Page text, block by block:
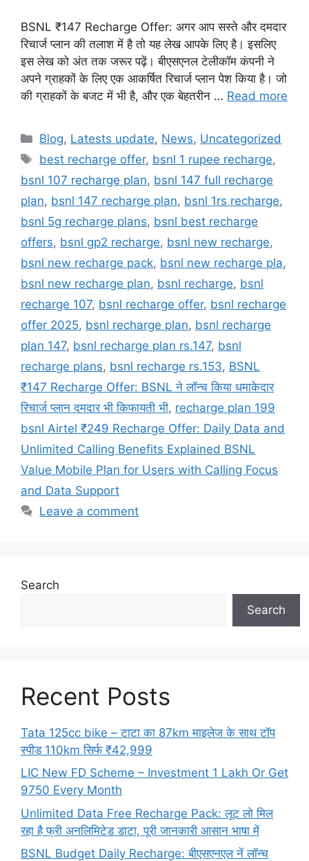
BSNL ₹147 Recharge Offer: अगर आप सस्ते और दमदार
रिचार्ज प्लान की तलाश में है तो यह लेख आपके लिए है। इसलिए
इस लेख को अंत तक जरूर पढ़ें। बीएसएनल टेलीकॉम कंपनी ने
अपने ग्राहकों के लिए एक आकर्षित रिचार्ज प्लान पेश किया है। जो
की ग्राहकों के बजट में भी है, और एक बेहतरीन … Read more
Categories
Blog, Latests update, News, Uncategorized
Tags
best recharge offer, bsnl 1 rupee recharge,
bsnl 107 recharge plan, bsnl 147 full recharge
plan, bsnl 147 recharge plan, bsnl 1rs recharge,
bsnl 5g recharge plans, bsnl best recharge
offers, bsnl gp2 recharge, bsnl new recharge,
bsnl new recharge pack, bsnl new recharge pla,
bsnl new recharge plan, bsnl recharge, bsnl
recharge 107, bsnl recharge offer, bsnl recharge
offer 2025, bsnl recharge plan, bsnl recharge
plan 147, bsnl recharge plan rs.147, bsnl
recharge plans, bsnl recharge rs.153, BSNL
₹147 Recharge Offer: BSNL ने लॉन्च किया धमाकेदार
रिचार्ज प्लान दमदार भी किफायती भी, recharge plan 199
bsnl Airtel ₹249 Recharge Offer: Daily Data and
Unlimited Calling Benefits Explained BSNL
Value Mobile Plan for Users with Calling Focus
and Data Support
Leave a comment
Search
Search
Recent Posts
Tata 125cc bike – टाटा का 87km माइलेज के साथ टॉप
स्पीड 110km सिर्फ ₹42,999
LIC New FD Scheme – Investment 1 Lakh Or Get
9750 Every Month
Unlimited Data Free Recharge Pack: लूट लो मिल
रहा है फ्री अनलिमिटेड डाटा, पूरी जानकारी आसान भाषा में
BSNL Budget Daily Recharge: बीएसएनएल नें लॉन्च